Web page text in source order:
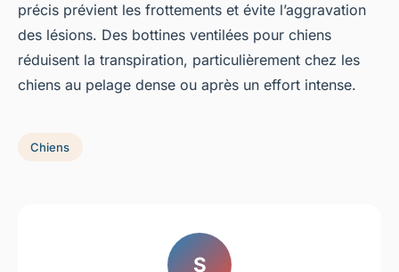
précis prévient les frottements et évite l’aggravation
des lésions. Des bottines ventilées pour chiens
réduisent la transpiration, particulièrement chez les
chiens au pelage dense ou après un effort intense.
Chiens
S